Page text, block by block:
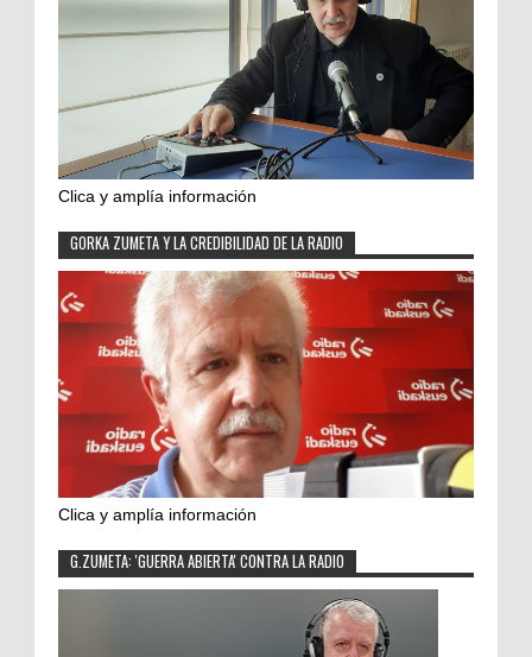
Clica y amplía información
GORKA ZUMETA Y LA CREDIBILIDAD DE LA RADIO
Clica y amplía información
G.ZUMETA: 'GUERRA ABIERTA' CONTRA LA RADIO